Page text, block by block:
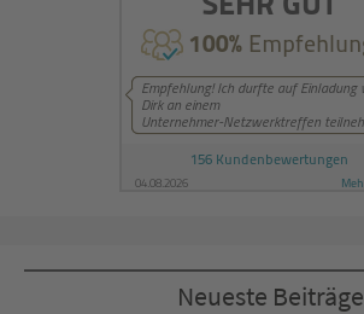
Neueste Beiträge